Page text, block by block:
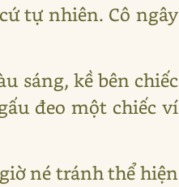
tự nhiên. Cô ngây
sáng, kề bên chiếc
đeo một chiếc ví
né tránh thể hiện